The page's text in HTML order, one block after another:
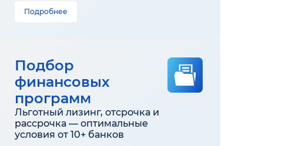
Подробнее
Подбор
финансовых
программ
Льготный лизинг, отсрочка и
рассрочка — оптимальные
условия от 10+ банков